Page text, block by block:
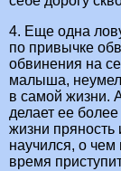
4. Еще одна
по привычке
обвинения на
малыша,
в самой жизни.
делает ее
жизни
научился, о чем
время